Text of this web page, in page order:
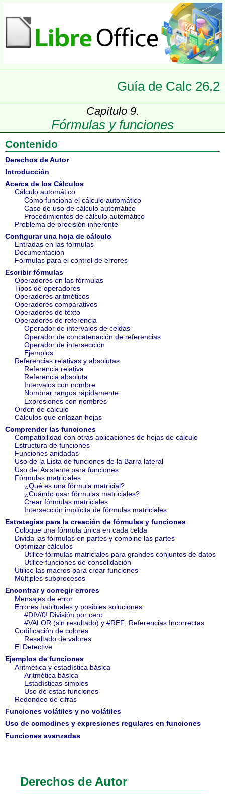
Guía de Calc 26.2
Capítulo 9.
Fórmulas y funciones
Derechos de Autor
Contenido
Derechos de Autor
Introducción
Acerca de los Cálculos
Cálculo automático
Cómo funciona el cálculo automático
Caso de uso de cálculo automático
Procedimientos de cálculo automático
Problema de precisión inherente
Configurar una hoja de cálculo
Entradas en las fórmulas
Documentación
Fórmulas para el control de errores
Escribir fórmulas
Operadores en las fórmulas
Tipos de operadores
Operadores aritméticos
Operadores comparativos
Operadores de texto
Operadores de referencia
Operador de intervalos de celdas
Operador de concatenación de referencias
Operador de intersección
Ejemplos
Referencias relativas y absolutas
Referencia relativa
Referencia absoluta
Intervalos con nombre
Nombrar rangos rápidamente
Expresiones con nombres
Orden de cálculo
Cálculos que enlazan hojas
Comprender las funciones
Compatibilidad con otras aplicaciones de hojas de cálculo
Estructura de funciones
Funciones anidadas
Uso de la Lista de funciones de la Barra lateral
Uso del Asistente para funciones
Fórmulas matriciales
¿Qué es una fórmula matricial?
¿Cuándo usar fórmulas matriciales?
Crear fórmulas matriciales
Intersección implícita de fórmulas matriciales
Estrategias para la creación de fórmulas y funciones
Coloque una fórmula única en cada celda
Divida las fórmulas en partes y combine las partes
Optimizar cálculos
Utilice fórmulas matriciales para grandes conjuntos de datos
Utilice funciones de consolidación
Utilice las macros para crear funciones
Múltiples subprocesos
Encontrar y corregir errores
Mensajes de error
Errores habituales y posibles soluciones
#DIV/0! División por cero
#VALOR (sin resultado) y #REF: Referencias Incorrectas
Codificación de colores
Resaltado de valores
El Detective
Ejemplos de funciones
Aritmética y estadística básica
Aritmética básica
Estadísticas simples
Uso de estas funciones
Redondeo de cifras
Funciones volátiles y no volátiles
Uso de comodines y expresiones regulares en funciones
Funciones avanzadas